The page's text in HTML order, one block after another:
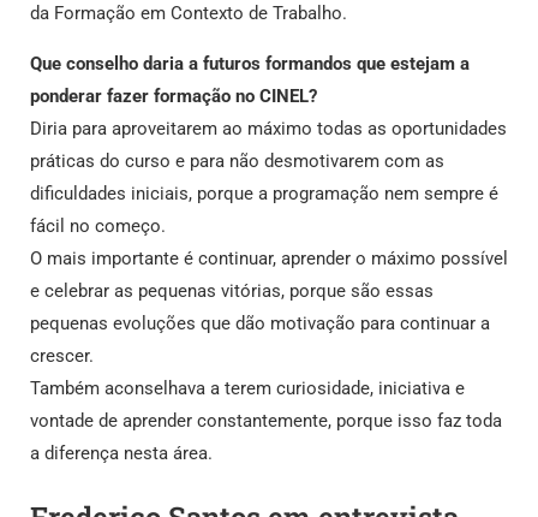
da Formação em Contexto de Trabalho.
Que conselho daria a futuros formandos que estejam a
ponderar fazer formação no CINEL?
Diria para aproveitarem ao máximo todas as oportunidades
práticas do curso e para não desmotivarem com as
dificuldades iniciais, porque a programação nem sempre é
fácil no começo.
O mais importante é continuar, aprender o máximo possível
e celebrar as pequenas vitórias, porque são essas
pequenas evoluções que dão motivação para continuar a
crescer.
Também aconselhava a terem curiosidade, iniciativa e
vontade de aprender constantemente, porque isso faz toda
a diferença nesta área.